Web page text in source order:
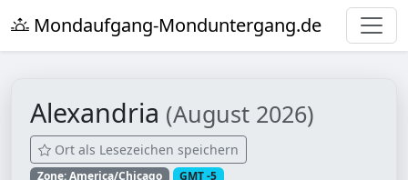
Mondaufgang-Monduntergang.de
Alexandria (August 2026)
Ort als Lesezeichen speichern
Zone: America/Chicago GMT -5